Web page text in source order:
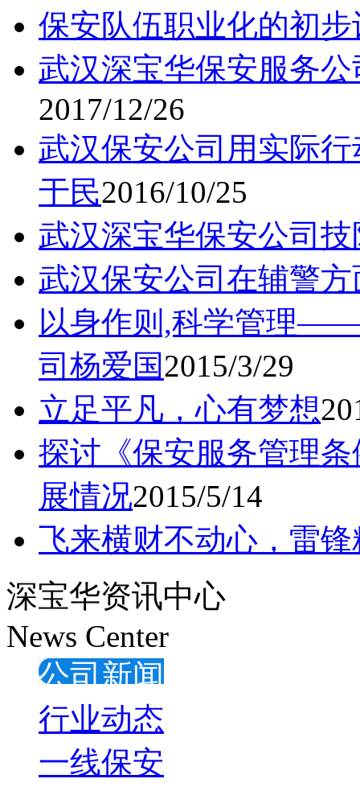
保安队伍职业化的初步
武汉深宝华保安服务
2017/12/26
武汉保安公司用实际
于民2016/10/25
武汉深宝华保安公司
武汉保安公司在辅警
以身作则,科学管理——
司杨爱国2015/3/29
立足平凡，心有梦想
探讨《保安服务管理
展情况2015/5/14
飞来横财不动心，雷
深宝华资讯中心
News Center
公司新闻
行业动态
一线保安